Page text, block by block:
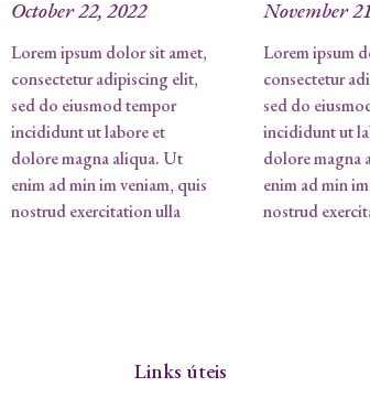
October 22, 2022
Lorem ipsum dolor sit amet,
consectetur adipiscing elit,
sed do eiusmod tempor
incididunt ut labore et
dolore magna aliqua. Ut
enim ad min im veniam, quis
nostrud exercitation ulla
November
Lorem ipsum
consectetur
sed do
incididunt ut
dolore magna
enim ad min
nostrud
Links úteis